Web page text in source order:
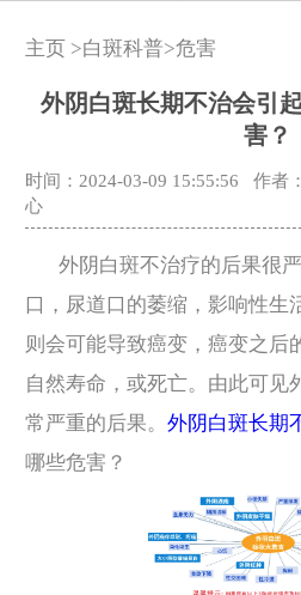
主页 >白斑科普>危害
外阴白斑长期不治会引
害？
时间：2024-03-09 15:55:56
作者
心
外阴白斑不治疗的后果很严
口，尿道口的萎缩，影响性生
则会可能导致癌变，癌变之后
自然寿命，或死亡。由此可见
常严重的后果。 外阴白斑长期
哪些危害？